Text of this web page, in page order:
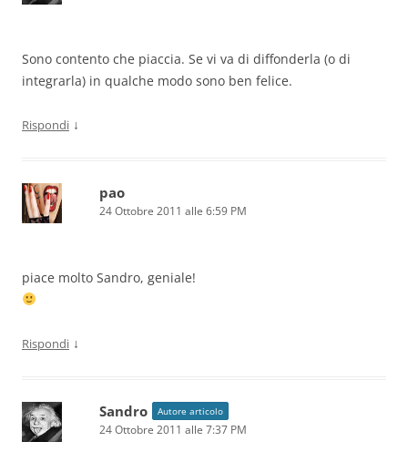
Sono contento che piaccia. Se vi va di diffonderla (o di
integrarla) in qualche modo sono ben felice.
Rispondi ↓
pao
24 Ottobre 2011 alle 6:59 PM
piace molto Sandro, geniale!
Rispondi ↓
Sandro Autore articolo
24 Ottobre 2011 alle 7:37 PM